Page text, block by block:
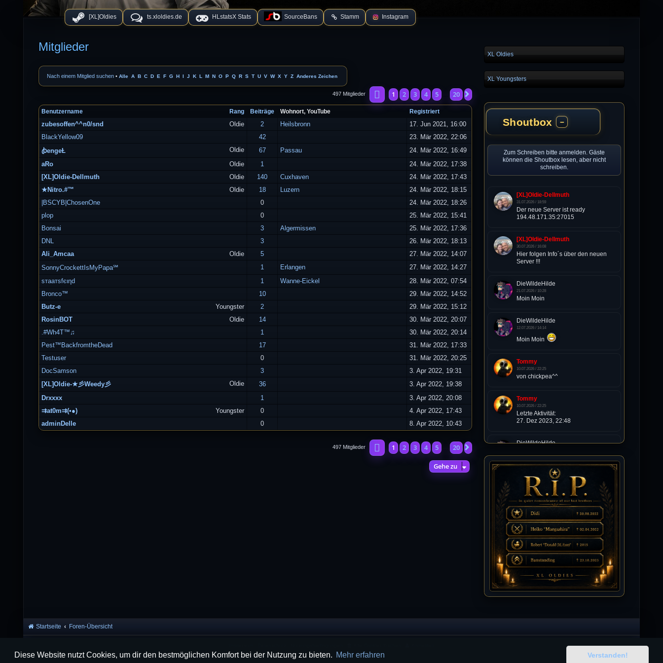
Diese Website nutzt Cookies, um dir den bestmöglichen Komfort bei der Nutzung zu bieten. Mehr erfahren Verstanden!
[XL]Oldies ts.xloldies.de HLstatsX Stats SourceBans Stamm Instagram
Mitglieder
Nach einem Mitglied suchen •Alle A B C D E F G H I J K L M N O P Q R S T U V W X Y Z Anderes Zeichen
497 Mitglieder Seite1von20
1 2 3 4 5 20
Rang
Benutzername Beiträge Wohnort, YouTube Registriert
Oldie
zubesoffen^^n0/snd 2 Heilsbronn
17. Jun 2021, 16:00
BlackYellow09
42
23. Mär 2022, 22:06
Oldie
ꞗengeȽ 67 Passau
24. Mär 2022, 16:49
Oldie
aRo 1
24. Mär 2022, 17:38
Oldie
[XL]Oldie-Dellmuth 140 Cuxhaven
24. Mär 2022, 17:43
Oldie
★Nitro.#™ 18 Luzern
24. Mär 2022, 18:15
|BSCYB|ChosenOne
0
24. Mär 2022, 18:26
plop
0
25. Mär 2022, 15:41
Bonsai
3 Algermissen
25. Mär 2022, 17:36
DNL
3
26. Mär 2022, 18:13
Oldie
Ali_Amcaa 5
27. Mär 2022, 14:07
SonnyCrockettIsMyPapa℠
1 Erlangen
27. Mär 2022, 14:27
ѕтaaтѕfєιηd
1 Wanne-Eickel
28. Mär 2022, 07:54
Bronco™
10
29. Mär 2022, 14:52
Youngster
Butz-e 2
29. Mär 2022, 15:12
Oldie
RosinBOT 14
30. Mär 2022, 20:07
.#Wh4T™♫
1
30. Mär 2022, 20:14
Pest™BackfromtheDead
17
31. Mär 2022, 17:33
Testuser
0
31. Mär 2022, 20:25
DocSamson
3
3. Apr 2022, 19:31
Oldie
[XL]Oldie-★彡Weedy彡 36
3. Apr 2022, 19:38
Drxxxx
1
3. Apr 2022, 20:08
Youngster
⇉at0m⇉(•●) 0
4. Apr 2022, 17:43
adminDelle
0 8. Apr 2022, 10:43
497 Mitglieder Seite1von20
1 2 3 4 5 20
Gehe zu
XL Oldies
XL Youngsters
Shoutbox −
Zum Schreiben bitte anmelden. Gäste
können die Shoutbox lesen, aber nicht
schreiben.
[XL]Oldie-Dellmuth
31.07.2026 / 18:59
Der neue Server ist ready
194.48.171.35:27015
[XL]Oldie-Dellmuth
30.07.2026 / 16:08
Hier folgen Info´s über den neuen
Server !!!
DieWildeHilde
21.07.2026 / 10:28
Moin Moin
DieWildeHilde
12.07.2026 / 14:14
Moin Moin
Tommy
10.07.2026 / 22:25
von chickpea^^
Tommy
10.07.2026 / 22:25
Letzte Aktivität:
27. Dez 2023, 22:48
DieWildeHilde
Happy Birthday Chickpea
DieWildeHilde
10.07.2026 / 10:08
Hallo meine Lieben!
Isimiyaki
10.07.2026 / 00:34
Alles gute chickpea
Mojochilla
02.07.2026 / 15:53
Was geht aaaaaaaaaaaab
[XL]Oldie-Dellmuth
Wartungsarbeiten zwischen 12 - 13
Startseite Foren-Übersicht